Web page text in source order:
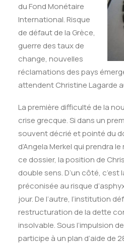
du Fond Monétaire
International. Risque
de défaut de la Grèce,
guerre des taux de
change, nouvelles
réclamations des pays
attendent Christine Lagarde
La première difficulté de la
crise grecque. Si dans un
souvent décrié et pointé du
d’Angela Merkel qui prendra
ce dossier, la position de
double sens. D’un côté, c’est
préconisée au risque
jour. De l’autre, l’institution
restructuration de la dette
insolvable. Sous l’impulsion
participe à un plan d’aide de